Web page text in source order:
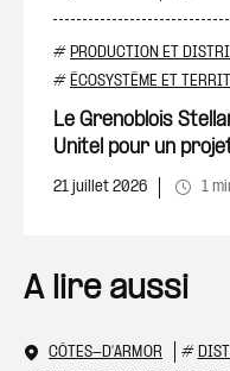
# PRODUCTION ET
# ÉCOSYSTÈME ET
Le Grenoblois
Unitel pour un
21 juillet 2026 1
A lire aussi
CÔTES-D'ARMOR #